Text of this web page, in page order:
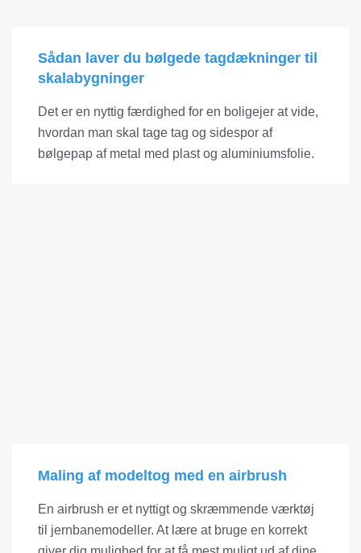
Sådan laver du bølgede tagdækninger til
skalabygninger
Det er en nyttig færdighed for en boligejer at vide,
hvordan man skal tage tag og sidespor af
bølgepap af metal med plast og aluminiumsfolie.
Maling af modeltog med en airbrush
En airbrush er et nyttigt og skræmmende værktøj
til jernbanemodeller. At lære at bruge en korrekt